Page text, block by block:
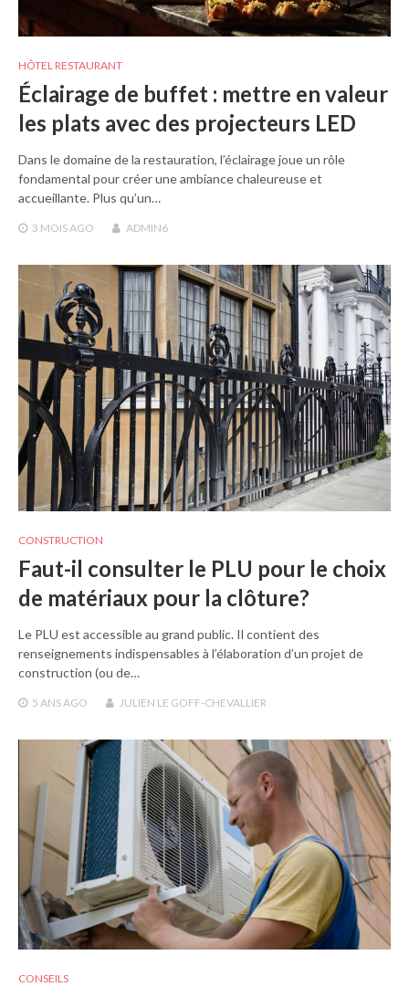
HÔTEL RESTAURANT
Éclairage de buffet : mettre en valeur
les plats avec des projecteurs LED
Dans le domaine de la restauration, l’éclairage joue un rôle
fondamental pour créer une ambiance chaleureuse et
accueillante. Plus qu’un…
3 MOISAGO ADMIN6
CONSTRUCTION
Faut-il consulter le PLU pour le choix
de matériaux pour la clôture?
Le PLU est accessible au grand public. Il contient des
renseignements indispensables à l’élaboration d’un projet de
construction (ou de…
5 ANSAGO JULIEN LE GOFF-CHEVALLIER
CONSEILS